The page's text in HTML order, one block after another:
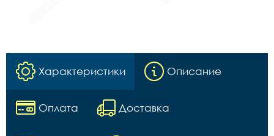
Характеристики Описание
Оплата Доставка